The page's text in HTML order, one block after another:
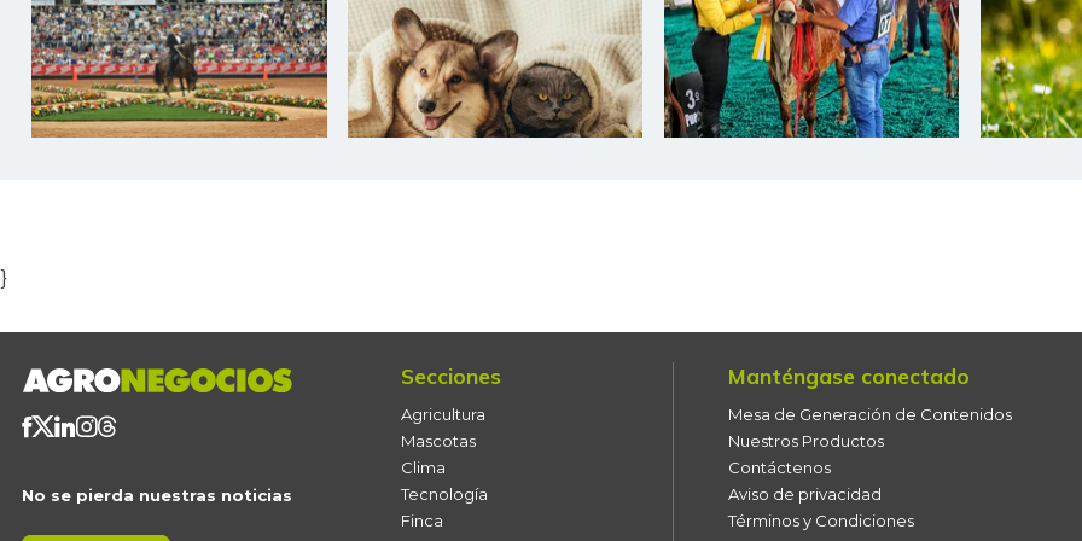
Camarón Tigre precocido
seco
Camarón Tití precocido
entero
Cebolla cabezona blanca
Cebolla cabezona roja
Cebolla junca
Cebolla larga
}
No se pierda nuestras noticias
Secciones
Agricultura
Mascotas
Clima
Tecnología
Finca
Manténgase conectado
Mesa de Generación de Contenidos
Nuestros Productos
Contáctenos
Aviso de privacidad
Términos y Condiciones